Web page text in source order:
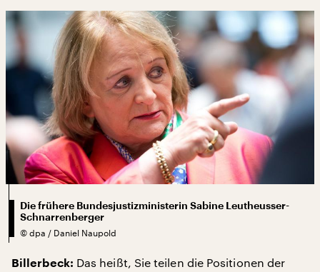
Die frühere Bundesjustizministerin Sabine Leutheusser-
Schnarrenberger
© dpa / Daniel Naupold
Billerbeck: Das heißt, Sie teilen die Positionen der